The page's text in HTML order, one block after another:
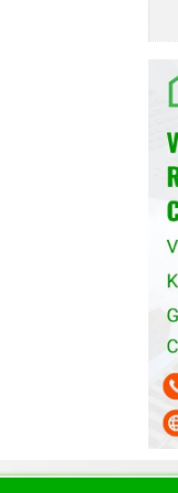
xuất.